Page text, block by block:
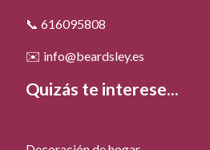
📞 616095808
✉️ info@beardsley.es
Quizás te interese...